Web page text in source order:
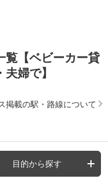
覧【ベビーカー貸
婦で】
掲載の駅・路線について
目的から探す